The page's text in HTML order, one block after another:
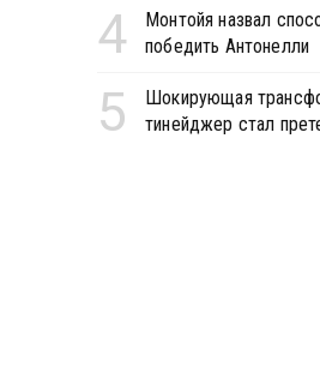
4
Монтойя назвал
победить Антонелли
5
Шокирующая
тинейджер стал